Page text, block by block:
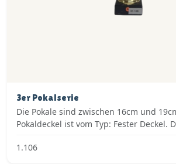
3er Pokalserie
Die Pokale sind zwischen 16cm und
Pokaldeckel ist vom Typ: Fester Deckel.
1.106